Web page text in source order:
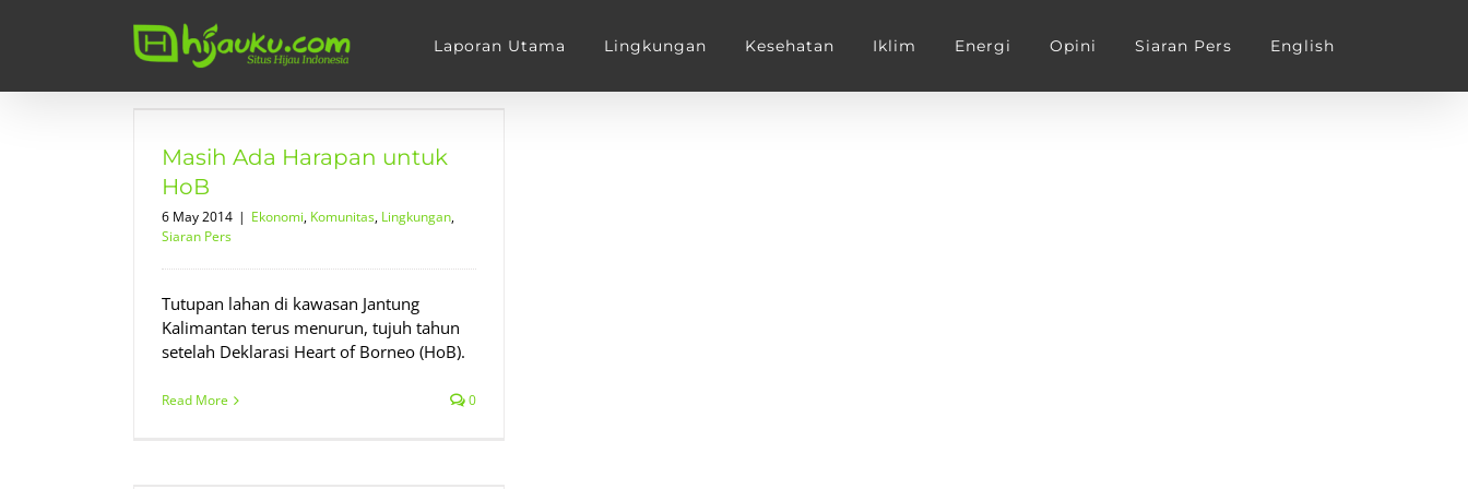
Laporan Utama Lingkungan Kesehatan Iklim Energi Opini Siaran Pers English
Masih Ada Harapan untuk
HoB
6 May 2014 | Ekonomi, Komunitas, Lingkungan,
Siaran Pers
Tutupan lahan di kawasan Jantung
Kalimantan terus menurun, tujuh tahun
setelah Deklarasi Heart of Borneo (HoB).
Read More 0